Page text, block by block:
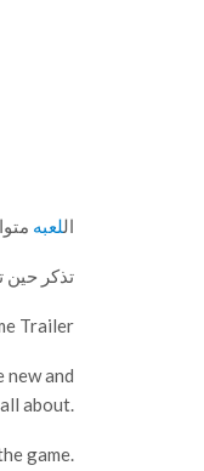
اللعبه
تذكر حين
Trailer
and
about.
game.